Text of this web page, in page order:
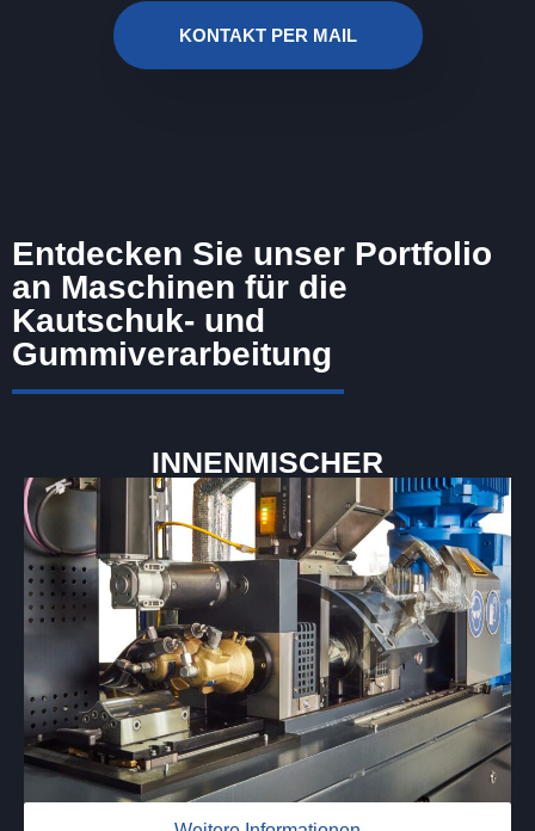
KONTAKT PER MAIL
Entdecken Sie unser Portfolio
an Maschinen für die
Kautschuk- und
Gummiverarbeitung
INNENMISCHER